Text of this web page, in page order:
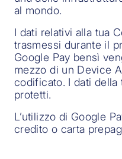
al mondo.
I dati relativi alla tua
trasmessi durante il
Google Pay bensì
mezzo di un Device
codificato. I dati della
protetti.
L’utilizzo di Google
credito o carta